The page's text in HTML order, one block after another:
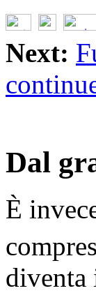
Next:
Dal
È
diventa